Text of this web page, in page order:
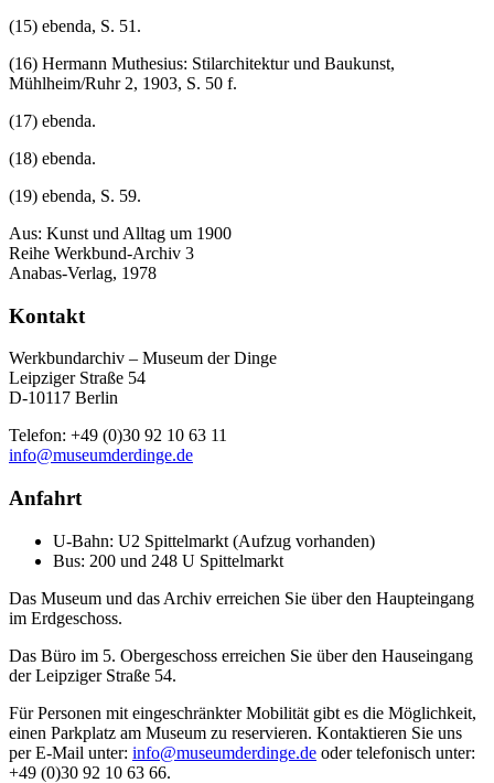
(15) ebenda, S. 51.
(16) Hermann Muthesius: Stilarchitektur und Baukunst,
Mühlheim/Ruhr 2, 1903, S. 50 f.
(17) ebenda.
(18) ebenda.
(19) ebenda, S. 59.
Aus: Kunst und Alltag um 1900
Reihe Werkbund-Archiv 3
Anabas-Verlag, 1978
Kontakt
Werkbundarchiv – Museum der Dinge
Leipziger Straße 54
D-10117 Berlin
Telefon: +49 (0)30 92 10 63 11
info@museumderdinge.de
Anfahrt
U-Bahn: U2 Spittelmarkt (Aufzug vorhanden)
Bus: 200 und 248 U Spittelmarkt
Das Museum und das Archiv erreichen Sie über den Haupteingang
im Erdgeschoss.
Das Büro im 5. Obergeschoss erreichen Sie über den Hauseingang
der Leipziger Straße 54.
Für Personen mit eingeschränkter Mobilität gibt es die Möglichkeit,
einen Parkplatz am Museum zu reservieren. Kontaktieren Sie uns
per E-Mail unter: info@museumderdinge.de oder telefonisch unter:
+49 (0)30 92 10 63 66.